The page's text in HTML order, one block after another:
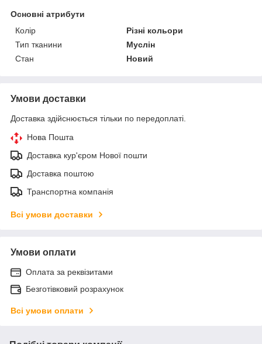
Основні атрибути
Колір
Різні кольори
Тип тканини
Муслін
Стан
Новий
Умови доставки
Доставка здійснюється тільки по передоплаті.
Нова Пошта
Доставка кур'єром Нової пошти
Доставка поштою
Транспортна компанія
Всі умови доставки
Умови оплати
Оплата за реквізитами
Безготівковий розрахунок
Всі умови оплати